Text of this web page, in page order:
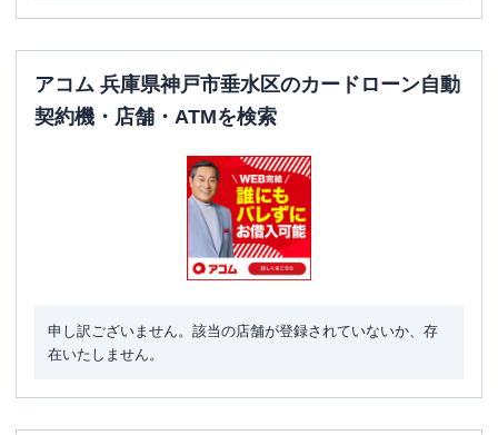
アコム 兵庫県神戸市垂水区のカードローン自動
契約機・店舗・ATMを検索
申し訳ございません。該当の店舗が登録されていないか、存
在いたしません。